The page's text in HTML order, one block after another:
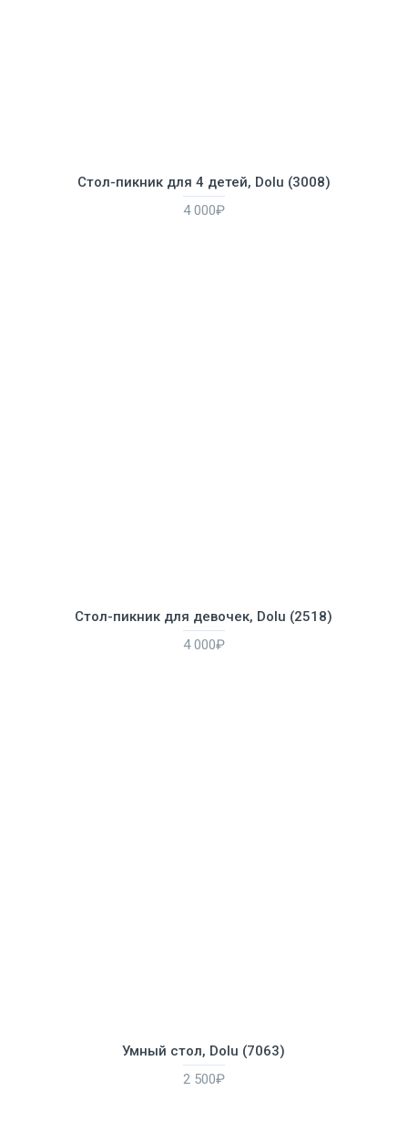
Стол-пикник для 4 детей, Dolu (3008)
4 000₽
Стол-пикник для девочек, Dolu (2518)
4 000₽
Умный стол, Dolu (7063)
2 500₽